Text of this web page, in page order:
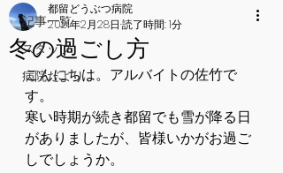
記事一覧
スタッフ
病院だより
冬の過ごし方
都留どうぶつ病院
2021年2月28日 読了時間: 1分
こんにちは。アルバイトの佐竹で
す。
寒い時期が続き都留でも雪が降る日
がありましたが、皆様いかがお過ご
しでしょうか。